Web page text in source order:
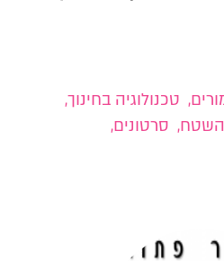
, טכנולוגיה בחינוך,
, סרטונים,